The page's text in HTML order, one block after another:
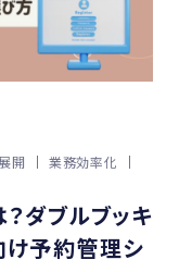
開
業務効率化
ダブルブッキ
け予約管理シ